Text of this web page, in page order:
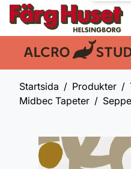
En del av:
Startsida Produkter
Midbec Tapeter